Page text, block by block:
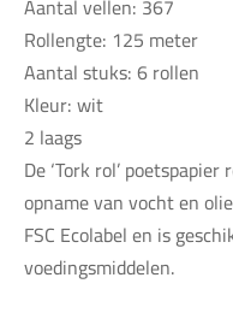
Aantal vellen: 367
Rollengte: 125 meter
Aantal stuks: 6 rollen
Kleur: wit
2 laags
De ‘Tork rol’
opname van vocht en
FSC Ecolabel en is
voedingsmiddelen.